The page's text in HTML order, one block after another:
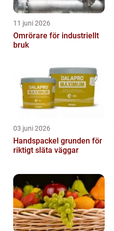
11 juni 2026
Omrörare för industriellt
bruk
03 juni 2026
Handspackel grunden för
riktigt släta väggar